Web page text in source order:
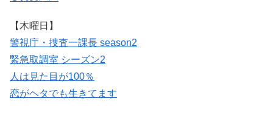
【木曜日】
警視庁・捜査一課長 season2
緊急取調室 シーズン2
人は見た目が100％
恋がヘタでも生きてます